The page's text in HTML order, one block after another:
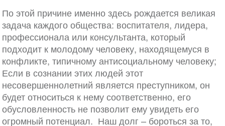
По этой причине именно здесь рождается великая
задача каждого общества: воспитателя, лидера,
профессионала или консультанта, который
подходит к молодому человеку, находящемуся в
конфликте, типичному антисоциальному человеку;
Если в сознании этих людей этот
несовершеннолетний является преступником, он
будет относиться к нему соответственно, его
обусловленность не позволит ему увидеть его
огромный потенциал. Наш долг – бороться за то,